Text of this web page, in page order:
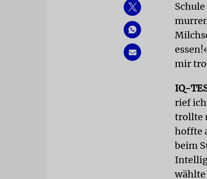
mir
IQ-
rief
trollte
hoffte
beim
wählte